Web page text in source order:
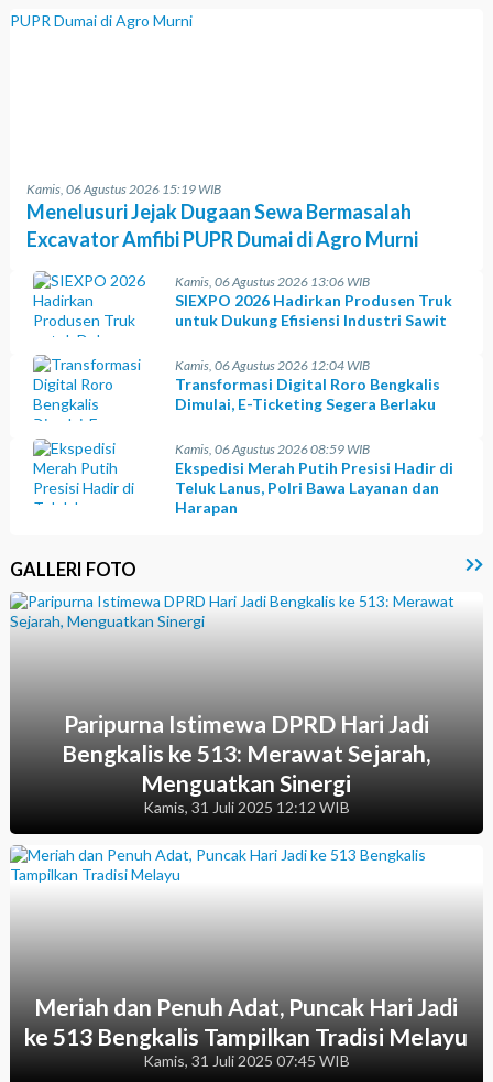
Kamis, 06 Agustus 2026 15:19 WIB
Menelusuri Jejak Dugaan Sewa Bermasalah
Excavator Amfibi PUPR Dumai di Agro Murni
Kamis, 06 Agustus 2026 13:06 WIB
SIEXPO 2026 Hadirkan Produsen Truk
untuk Dukung Efisiensi Industri Sawit
Kamis, 06 Agustus 2026 12:04 WIB
Transformasi Digital Roro Bengkalis
Dimulai, E-Ticketing Segera Berlaku
Kamis, 06 Agustus 2026 08:59 WIB
Ekspedisi Merah Putih Presisi Hadir di
Teluk Lanus, Polri Bawa Layanan dan
Harapan
GALLERI FOTO
Paripurna Istimewa DPRD Hari Jadi
Bengkalis ke 513: Merawat Sejarah,
Menguatkan Sinergi
Kamis, 31 Juli 2025 12:12 WIB
Meriah dan Penuh Adat, Puncak Hari Jadi
ke 513 Bengkalis Tampilkan Tradisi Melayu
Kamis, 31 Juli 2025 07:45 WIB